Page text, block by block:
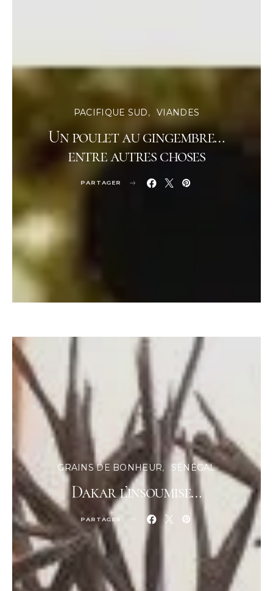
PACIFIQUE SUD VIANDES
Un poulet au gingembre…
entre autres choses
PARTAGER
GRAINS DE BONHEUR SÉNÉGAL
Dakar l’insoumise…
PARTAGER